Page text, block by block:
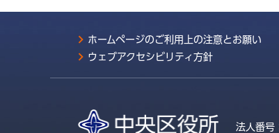
ホームページのご利用上の注意とお願い
ウェブアクセシビリティ方針
法人番号